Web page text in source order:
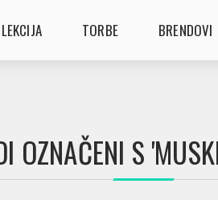
TORBE BRENDOVI
OZNAČENI S